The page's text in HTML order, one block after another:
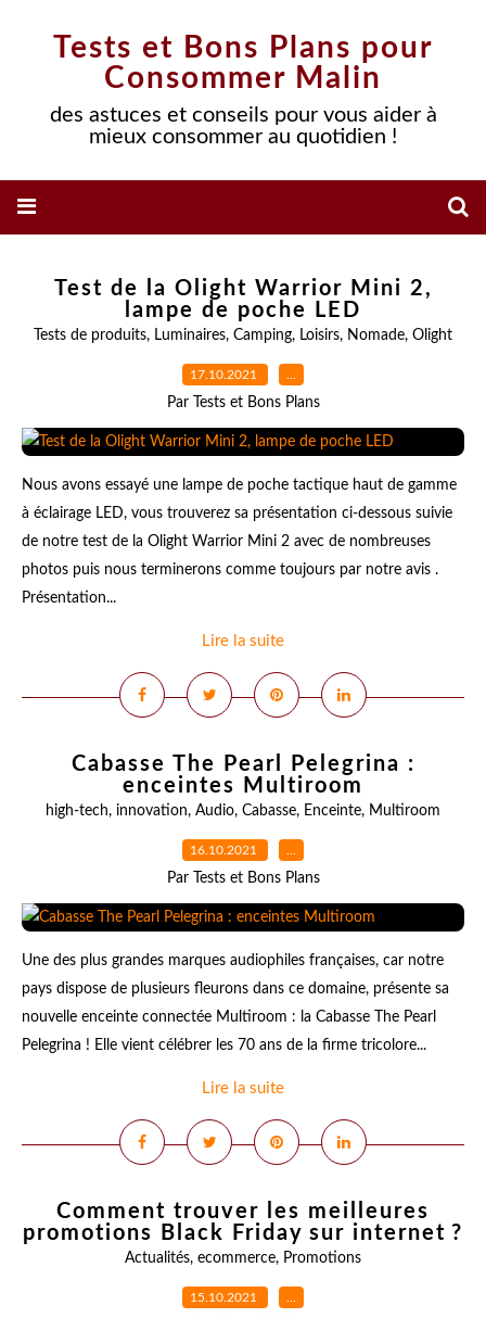
Tests et Bons Plans pour
Consommer Malin
des astuces et conseils pour vous aider à
mieux consommer au quotidien !
Test de la Olight Warrior Mini 2,
lampe de poche LED
Tests de produits, Luminaires, Camping, Loisirs, Nomade, Olight
17.10.2021 …
Par Tests et Bons Plans
Nous avons essayé une lampe de poche tactique haut de gamme
à éclairage LED, vous trouverez sa présentation ci-dessous suivie
de notre test de la Olight Warrior Mini 2 avec de nombreuses
photos puis nous terminerons comme toujours par notre avis .
Présentation...
Lire la suite
Cabasse The Pearl Pelegrina :
enceintes Multiroom
high-tech, innovation, Audio, Cabasse, Enceinte, Multiroom
16.10.2021 …
Par Tests et Bons Plans
Une des plus grandes marques audiophiles françaises, car notre
pays dispose de plusieurs fleurons dans ce domaine, présente sa
nouvelle enceinte connectée Multiroom : la Cabasse The Pearl
Pelegrina ! Elle vient célébrer les 70 ans de la firme tricolore...
Lire la suite
Comment trouver les meilleures
promotions Black Friday sur internet ?
Actualités, ecommerce, Promotions
15.10.2021 …